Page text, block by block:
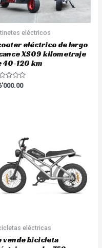
eléctricos
eléctrico de largo
XS09 kilometraje
40-120 km
eléctricas
vende bicicleta